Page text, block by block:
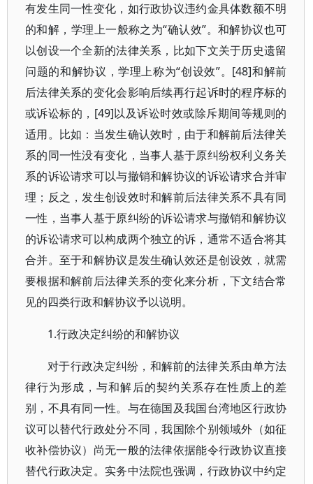
有发生同一性变化，如行政协议违约金具体数额不明
的和解，学理上一般称之为“确认效”。和解协议也可
以创设一个全新的法律关系，比如下文关于历史遗留
问题的和解协议，学理上称为“创设效”。[48]和解前
后法律关系的变化会影响后续再行起诉时的程序标的
或诉讼标的，[49]以及诉讼时效或除斥期间等规则的
适用。比如：当发生确认效时，由于和解前后法律关
系的同一性没有变化，当事人基于原纠纷权利义务关
系的诉讼请求可以与撤销和解协议的诉讼请求合并审
理；反之，发生创设效时和解前后法律关系不具有同
一性，当事人基于原纠纷的诉讼请求与撤销和解协议
的诉讼请求可以构成两个独立的诉，通常不适合将其
合并。至于和解协议是发生确认效还是创设效，就需
要根据和解前后法律关系的变化来分析，下文结合常
见的四类行政和解协议予以说明。
1.行政决定纠纷的和解协议
对于行政决定纠纷，和解前的法律关系由单方法
律行为形成，与和解后的契约关系存在性质上的差
别，不具有同一性。与在德国及我国台湾地区行政协
议可以替代行政处分不同，我国除个别领域外（如征
收补偿协议）尚无一般的法律依据能令行政协议直接
替代行政决定。实务中法院也强调，行政协议中约定